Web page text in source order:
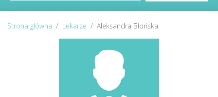
Strona główna Lekarze Aleksandra Błońska